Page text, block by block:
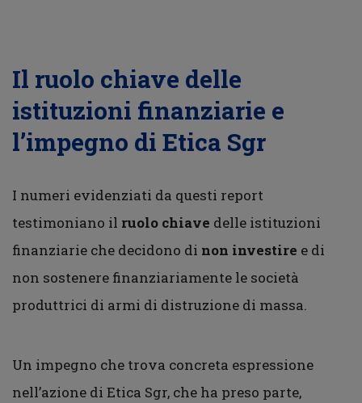
Il ruolo chiave delle
istituzioni finanziarie e
l’impegno di Etica Sgr
I numeri evidenziati da questi report
testimoniano il ruolo chiave delle istituzioni
finanziarie che decidono di non investire e di
non sostenere finanziariamente le società
produttrici di armi di distruzione di massa.
Un impegno che trova concreta espressione
nell’azione di Etica Sgr, che ha preso parte,